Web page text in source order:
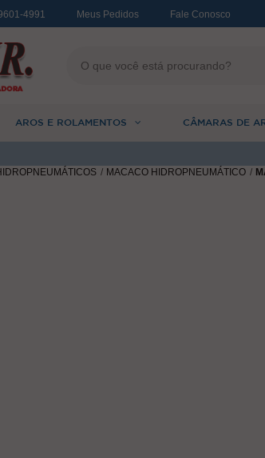
4991 Meus Pedidos Fale Conosco
AROS E ROLAMENTOS CÂMARAS DE
MACACO HIDROPNEUMÁTICO